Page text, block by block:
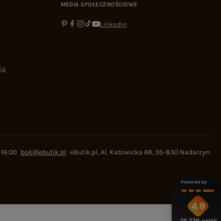
MEDIA SPOŁECZNOŚCIOWE
Linkedin
bok@ebutik.pl eButik.pl,Al. Katowicka 68,05-830 Nadarzyn
4.9